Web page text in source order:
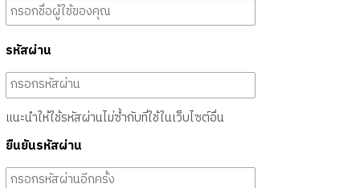
รหัสผ่าน
แนะนำให้ใช้รหัสผ่านไม่ซ้ำกับที่ใช้ในเว็บไซต์อื่น
ยืนยันรหัสผ่าน